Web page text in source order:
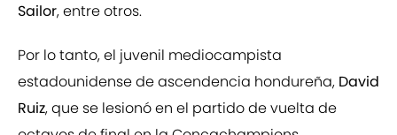
Sailor, entre otros.
Por lo tanto, el juvenil mediocampista
estadounidense de ascendencia hondureña, David
Ruiz, que se lesionó en el partido de vuelta de